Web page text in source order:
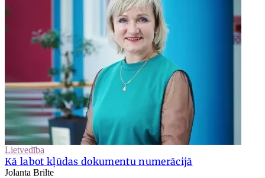
Lietvedība
Kā labot kļūdas dokumentu numerācijā
Jolanta Brilte